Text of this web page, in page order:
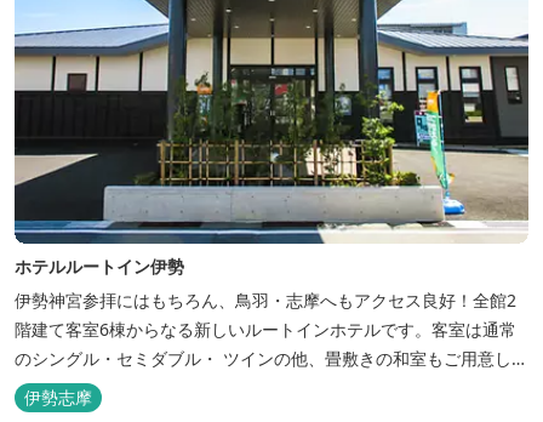
ホテルルートイン伊勢
伊勢神宮参拝にはもちろん、鳥羽・志摩へもアクセス良好！全館2
階建て客室6棟からなる新しいルートインホテルです。客室は通常
のシングル・セミダブル・ ツインの他、畳敷きの和室もご用意して
おります。 （和室はベッドが設置されています）靴を脱いでお部屋
でおくつろぎください。 また、朝食バイキング無料サービス（営業
伊勢志摩